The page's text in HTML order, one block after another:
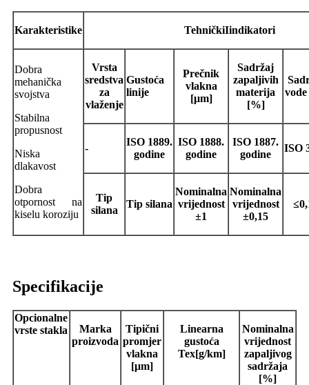
Karakteristike TehničkiIindikatori
Dobra
mehanička
svojstva
Stabilna
propusnost
Niska
dlakavost
Dobra
otpornost na
kiselu koroziju
Vrsta
sredstva
za
vlaženje
Gustoća
linije
Prečnik
vlakna
[μm]
Sadržaj
zapaljivih
materija
[%]
-
ISO 1889.
godine
ISO 1888.
godine
ISO 1887.
godine
ISO
Tip
silana
Tip silana
Nominalna
vrijednost
±1
Nominalna
vrijednost
±0,15
Specifikacije
Opcionalne
vrste stakla
Marka
proizvoda
Tipični
promjer
vlakna
[μm]
Linearna
gustoća
Tex[g/km]
Nominalna
vrijednost
zapaljivog
sadržaja
[%]